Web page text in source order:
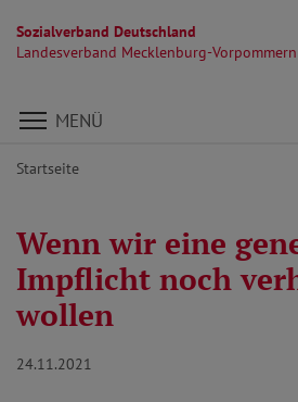
Sozialverband Deutschland
Landesverband Mecklenburg-Vorpommern
Direkt zu den Inhalten springen
MENÜ
Startseite
Wenn wir eine
Impflicht noch
wollen
24.11.2021